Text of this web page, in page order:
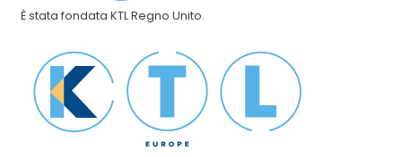
È stata fondata KTL Regno Unito.